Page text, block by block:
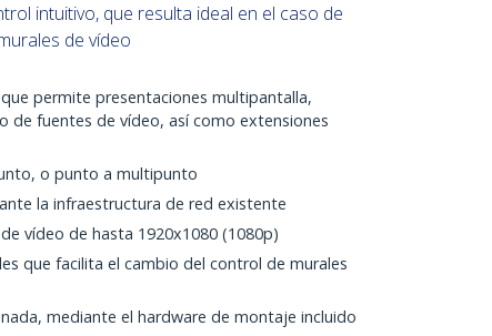
intuitivo, que resulta ideal en el caso de
de vídeo
permite presentaciones multipantalla,
de fuentes de vídeo, así como extensiones
o punto a multipunto
la infraestructura de red existente
vídeo de hasta 1920x1080 (1080p)
que facilita el cambio del control de murales
mediante el hardware de montaje incluido